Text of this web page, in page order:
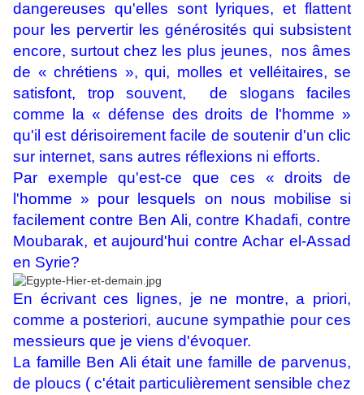
dangereuses qu'elles sont lyriques, et flattent
pour les pervertir les générosités qui subsistent
encore, surtout chez les plus jeunes, nos âmes
de « chrétiens », qui, molles et velléitaires, se
satisfont, trop souvent, de slogans faciles
comme la « défense des droits de l'homme »
qu'il est dérisoirement facile de soutenir d'un clic
sur internet, sans autres réflexions ni efforts.
Par exemple qu'est-ce que ces « droits de
l'homme » pour lesquels on nous mobilise si
facilement contre Ben Ali, contre Khadafi, contre
Moubarak, et aujourd'hui contre Achar el-Assad
en Syrie?
En écrivant ces lignes, je ne montre, a priori,
comme a posteriori, aucune sympathie pour ces
messieurs que je viens d'évoquer.
La famille Ben Ali était une famille de parvenus,
de ploucs ( c'était particulièrement sensible chez